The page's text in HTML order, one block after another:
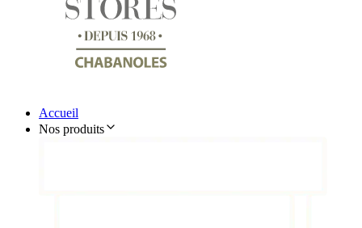
Accueil
Nos produits